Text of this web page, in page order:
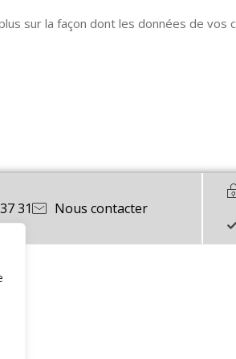
sur la façon dont les données de vos
31 Nous contacter